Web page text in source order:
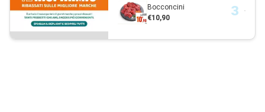
Bocconcini
€10,90